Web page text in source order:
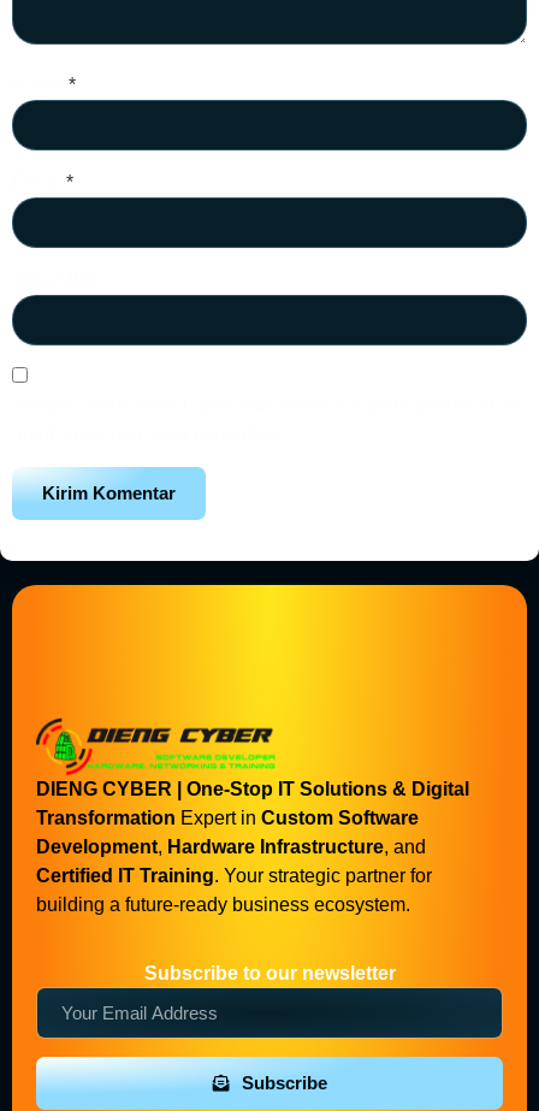
*
*
DIENG CYBER | One-Stop IT Solutions & Digital
Transformation Expert in Custom Software
Development, Hardware Infrastructure, and
Certified IT Training. Your strategic partner for
building a future-ready business ecosystem.
Subscribe to our newsletter
Subscribe